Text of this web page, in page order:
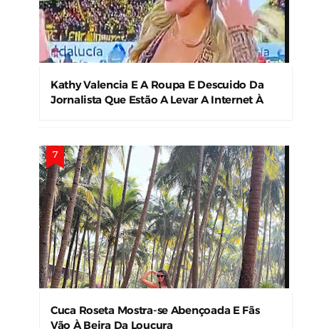
Kathy Valencia E A Roupa E Descuido Da
Jornalista Que Estão A Levar A Internet À
Cuca Roseta Mostra-se Abençoada E Fãs
Vão À Beira Da Loucura